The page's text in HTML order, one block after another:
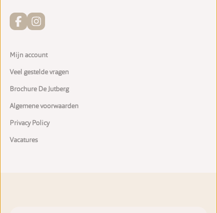
Mijn account
Veel gestelde vragen
Brochure De Jutberg
Algemene voorwaarden
Privacy Policy
Vacatures